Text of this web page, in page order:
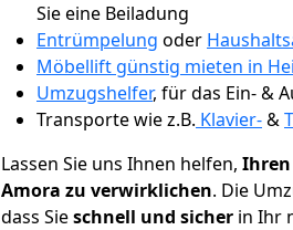
Sie eine Beiladung
Entrümpelung oder
Möbellift günstig mieten in
Umzugshelfer, für das Ein- &
Transporte wie z.B. Klavier-&
Lassen Sie uns Ihnen helfen, Ihren
Amora zu verwirklichen. Die
dass Sieschnell und sicher in Ihr